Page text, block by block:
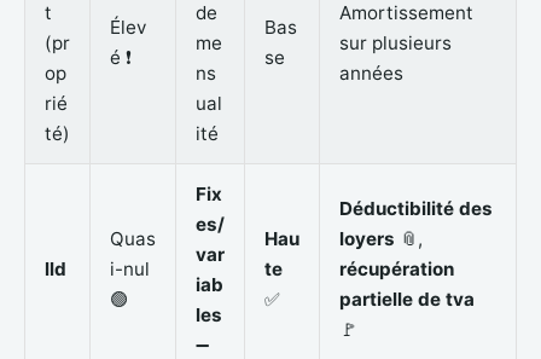
t
(pr
op
rié
té)
Élev
é ❗
de
me
ns
ual
ité
Bas
se
Amortissement
sur plusieurs
années
lld
Quas
i-nul
🟢
Fix
es/
var
iab
les
➖
Hau
te
✅
Déductibilité des
loyers 📎,
récupération
partielle de tva
🚩